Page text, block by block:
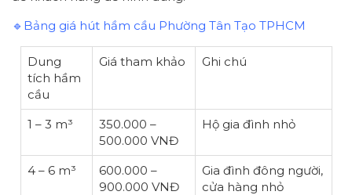
🔹Bảng giá hút hầm cầu Phường Tân Tạo TPHCM
Dung
tích hầm
cầu
Giá tham khảo Ghi chú
1 – 3 m³
350.000 –
500.000 VNĐ
Hộ gia đình nhỏ
4 – 6 m³
600.000 –
900.000 VNĐ
Gia đình đông người,
cửa hàng nhỏ